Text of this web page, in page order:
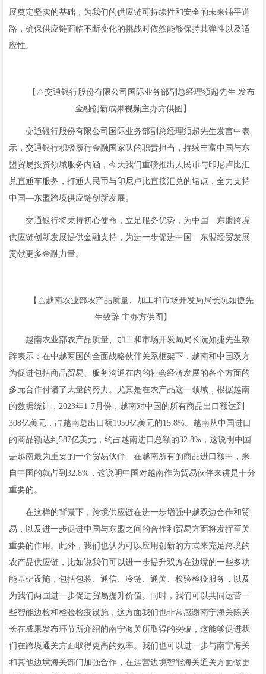
展奠定坚实的基础，为我们的供应链可持续性和安全的未来铺平道
路，确保供应链面临不断变化的挑战时依然能够保持其弹性以及适
应性。
【△交通银行股份有限公司国际业务部副总经理须超先生 发布
金融创新成果视频主办方供图】
交通银行股份有限公司国际业务部副总经理须超先生发言中表
示，交通银行积极履行金融国家队的职责担当，持续丰富中国与东
盟贸易投资领域服务内涵，今天我们重磅推出人民币与印尼卢比汇
兑直通车服务，打通人民币与印尼卢比直接汇兑的堵点，全力支持
中国—东盟跨境供应链创新发展。
交通银行将秉持初心使命，立足服务优势，为中国—东盟跨境
供应链创新发展提供金融支持，为进一步促进中国—东盟经贸发展
贡献更多金融力量。
【△越南农业部农产品质量、加工和市场开发局局长阮如捷先
生致辞 主办方供图】
越南农业部农产品质量、加工和市场开发局局长阮如捷先生致
辞表示：在中越两国的全面战略伙伴关系框架下，越南和中国双方
为促进包括商品贸易、服务沟通在内的社会经济发展的各个方面的
多元合作付诸了大量的努力。尤其是在农产品这一领域，根据越南
的数据统计，2023年1-7月份，越南对中国的所有商品出口额达到
308亿美元，占越南总出口额1950亿美元的15.8%。越南从中国进口
的商品额达到587亿美元，约占越南进口总额的32.8%，这说明中国
是越南最为重要的一个贸易伙伴。在越南所有的商品进口额中，来
自中国的就占到32.8%，这说明中国对越南作为贸易伙伴来讲是十分
重要的。
在这样的背景下，跨境供应链在进一步增强中越双边合作和贸
易，以及进一步促进中国与东盟之间的合作和贸易方面将发挥至关
重要的作用。此外，我们也认为可以应用创新的方式来充足跨境的
农产品供应链，比如说我们可以进一步提升双方在边境的一些多功
能基础设施，包括包装、通信、冷链、通关、检验检疫服务，以及
为我们两国进一步促进贸易提升价值。同时，我们可以共同运营一
些智能边检和检验检疫设施，这方面我们也非常感谢南宁海关陈关
长在成果发布环节所介绍的南宁海关所取得的突破，这能够促进我
们在跨境通关方面取得更高的效率。我们也可以进一步与南宁海关
和其他边境海关部门加强合作，在运营边境智能海关通关方面做更